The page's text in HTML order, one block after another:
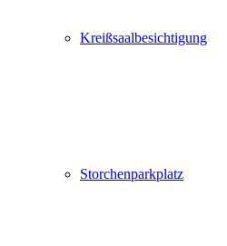
Kreißsaalbesichtigung
Storchenparkplatz